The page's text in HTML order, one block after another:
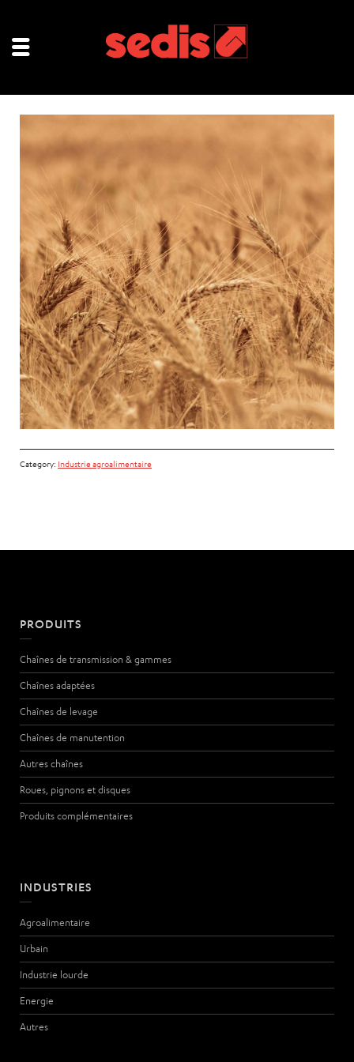
Category: Industrie agroalimentaire
PRODUITS
Chaînes de transmission & gammes
Chaînes adaptées
Chaînes de levage
Chaînes de manutention
Autres chaînes
Roues, pignons et disques
Produits complémentaires
INDUSTRIES
Agroalimentaire
Urbain
Industrie lourde
Energie
Autres